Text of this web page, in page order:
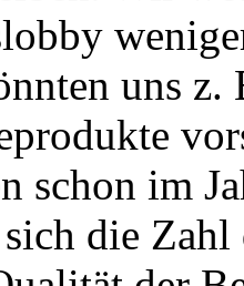
uns
schon im
sich die